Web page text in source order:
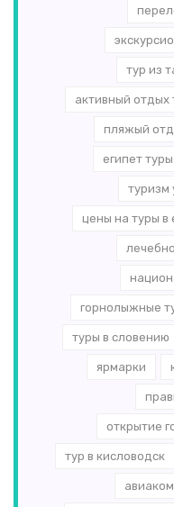
тур из
активный отдых
пляжый
египет
туризм
цены на туры в
горнолыжные
туры в словению
ярмарки
открытие
тур в кисловодск